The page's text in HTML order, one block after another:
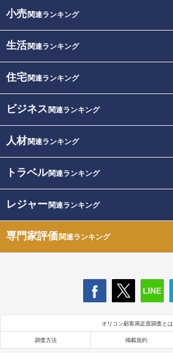
小売関連ランキング
生活関連ランキング
住宅関連ランキング
ビジネス 関連ランキング
人材関連ランキング
トラベル関連ランキング
レジャー関連ランキング
専門家評価関連ランキング
オリコン顧客満足度調査とは
調査方法 掲載規約